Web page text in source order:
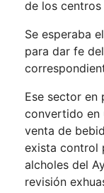
de los
Se esperaba
para dar fe
Ese sector en
convertido en
venta de
exista control
alcholes del
revisión